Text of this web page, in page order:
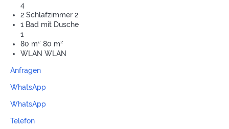
4
2 Schlafzimmer 2
1 Bad mit Dusche
1
80 m² 80 m²
WLAN WLAN
Anfragen
WhatsApp
WhatsApp
Telefon